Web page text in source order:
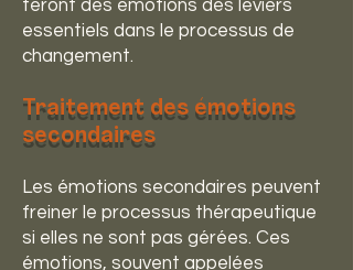
feront des émotions des leviers
essentiels dans le processus de
changement.
Traitement des émotions
secondaires
Les émotions secondaires peuvent
freiner le processus thérapeutique
si elles ne sont pas gérées. Ces
émotions, souvent appelées